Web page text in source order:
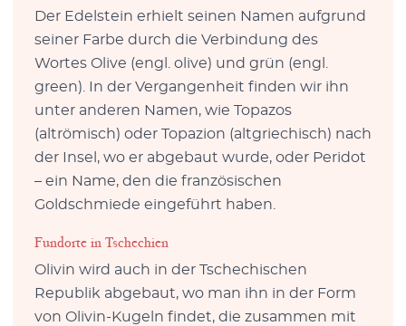
Der Edelstein erhielt seinen Namen aufgrund
seiner Farbe durch die Verbindung des
Wortes Olive (engl. olive) und grün (engl.
green). In der Vergangenheit finden wir ihn
unter anderen Namen, wie Topazos
(altrömisch) oder Topazion (altgriechisch) nach
der Insel, wo er abgebaut wurde, oder Peridot
– ein Name, den die französischen
Goldschmiede eingeführt haben.
Fundorte in Tschechien
Olivin wird auch in der Tschechischen
Republik abgebaut, wo man ihn in der Form
von Olivin-Kugeln findet, die zusammen mit